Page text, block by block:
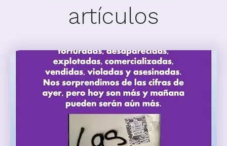
artículos